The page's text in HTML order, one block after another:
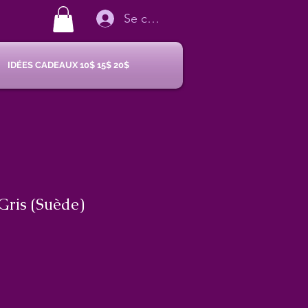
Se connecter
IDÉES CADEAUX 10$ 15$ 20$
(Suède)